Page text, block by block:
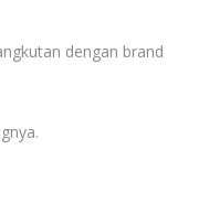
dengan brand